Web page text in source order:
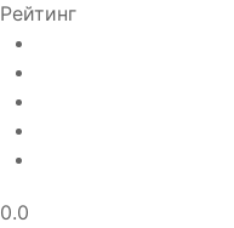
Рейтинг
0.0